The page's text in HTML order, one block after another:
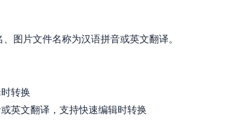
图片文件名称为汉语拼音或英文翻译。
转换
英文翻译，支持快速编辑时转换